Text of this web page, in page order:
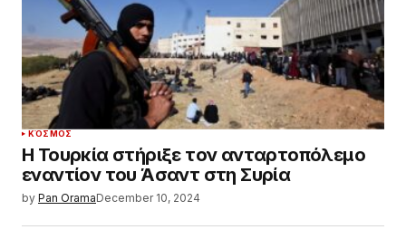
ΚΌΣΜΟΣ
Η Τουρκία στήριξε τον ανταρτοπόλεμο
εναντίον του Άσαντ στη Συρία
by Pan OramaDecember 10, 2024